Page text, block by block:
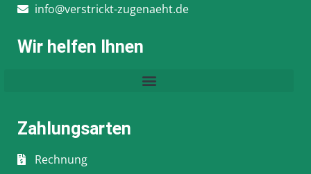
info@verstrickt-zugenaeht.de
Wir helfen Ihnen
Zahlungsarten
Rechnung